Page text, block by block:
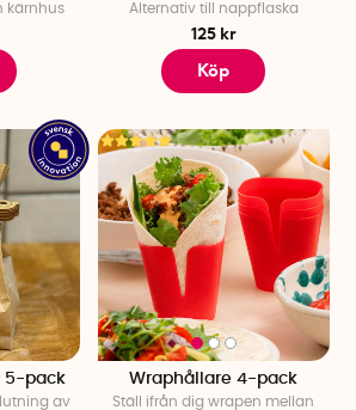
kärnhus Alternativ till nappflaska
125 kr
Köp
5-pack
av
Wraphållare 4-pack
Ställ ifrån dig wrapen mellan